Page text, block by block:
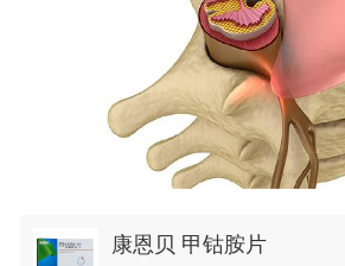
康恩贝 甲钴胺片